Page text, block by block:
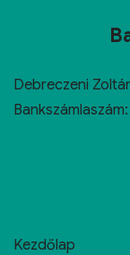
Debreczeni
Kezdőlap